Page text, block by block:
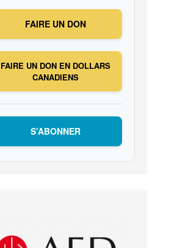
FAIRE UN DON
FAIRE UN DON EN DOLLARS
CANADIENS
S’ABONNER